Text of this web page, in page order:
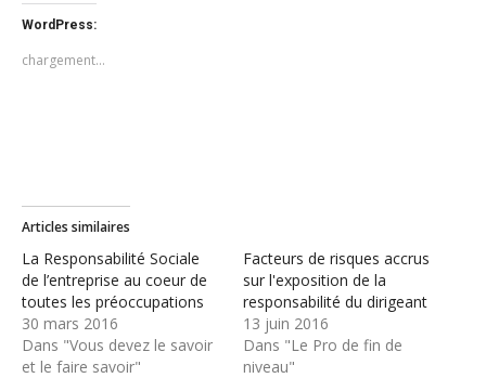
WordPress:
chargement…
Articles similaires
La Responsabilité Sociale
de l’entreprise au coeur de
toutes les préoccupations
30 mars 2016
Dans "Vous devez le savoir
et le faire savoir"
Facteurs de risques accrus
sur l'exposition de la
responsabilité du dirigeant
13 juin 2016
Dans "Le Pro de fin de
niveau"